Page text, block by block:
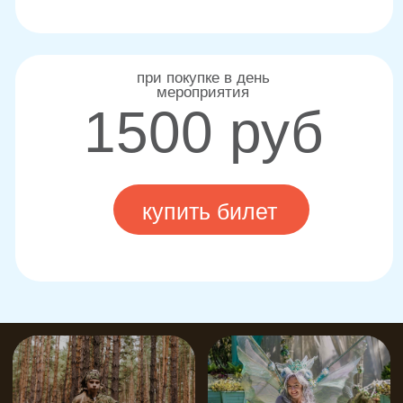
На такси из Воронежа
На рейсовом автобусе
из Воронежа